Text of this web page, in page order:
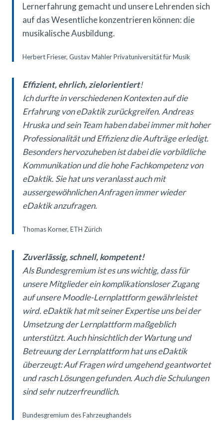
Lernerfahrung gemacht und unsere Lehrenden sich
auf das Wesentliche konzentrieren können: die
musikalische Ausbildung.
Herbert Frieser, Gustav Mahler Privatuniversität für Musik
Effizient, ehrlich, zielorientiert!
Ich durfte in verschiedenen Kontexten auf die
Erfahrung von eDaktik zurückgreifen. Andreas
Hruska und sein Team haben dabei immer mit hoher
Professionalität und Effizienz die Aufträge erledigt.
Besonders hervozuheben ist dabei die vorbildliche
Kommunikation und die hohe Fachkompetenz von
eDaktik. Sie hat uns veranlasst auch mit
aussergewöhnlichen Anfragen immer wieder
eDaktik anzufragen.
Thomas Korner, ETH Zürich
Zuverlässig, schnell, kompetent!
Als Bundesgremium ist es uns wichtig, dass für
unsere Mitglieder ein komplikationsloser Zugang
auf unsere Moodle-Lernplattform gewährleistet
wird. eDaktik hat mit seiner Expertise uns bei der
Umsetzung der Lernplattform maßgeblich
unterstützt. Auch hinsichtlich der Wartung und
Betreuung der Lernplattform hat uns eDaktik
überzeugt: Auf Fragen wird umgehend geantwortet
und rasch Lösungen gefunden. Auch die Schulungen
sind sehr nutzerfreundlich.
Bundesgremium des Fahrzeughandels